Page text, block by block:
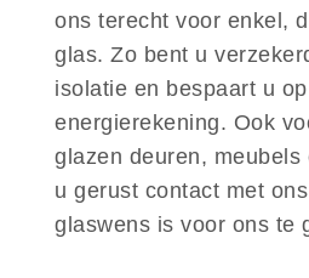
ons terecht voor enkel,
glas. Zo bent u
isolatie en bespaart u
energierekening. Ook
glazen deuren, meubels
u gerust contact met
glaswens is voor ons te